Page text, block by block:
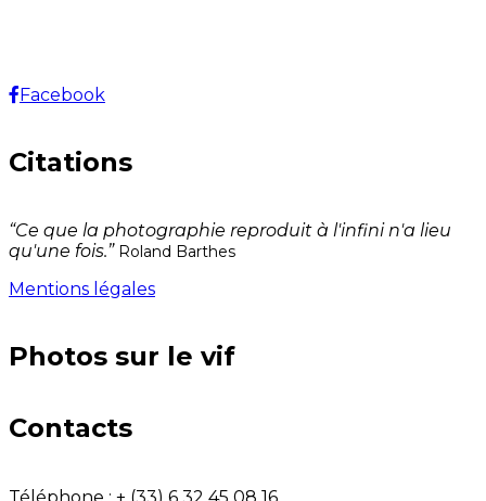
Facebook
Citations
“Ce que la photographie reproduit à l'infini n'a lieu
qu'une fois.” Roland Barthes
Mentions légales
Photos sur le vif
Contacts
Téléphone : + (33) 6 32 45 08 16